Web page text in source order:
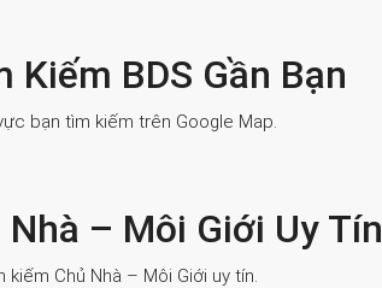
Kiếm BDS Gần Bạn
bạn tìm kiếm trên Google Map.
– Môi Giới Uy Tín
kiếm Chủ Nhà – Môi Giới uy tín.